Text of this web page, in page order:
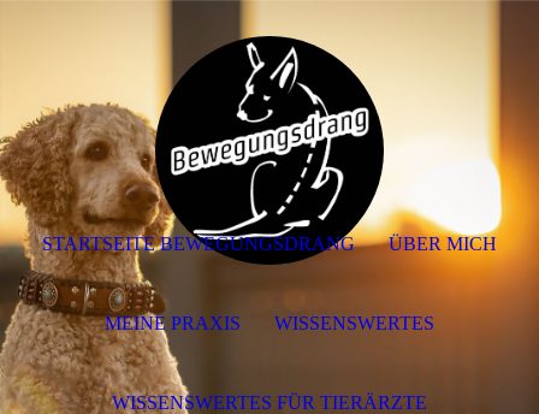
STARTSEITE BEWEGUNGSDRANG ÜBER MICH
MEINE PRAXIS WISSENSWERTES
WISSENSWERTES FÜR TIERÄRZTE